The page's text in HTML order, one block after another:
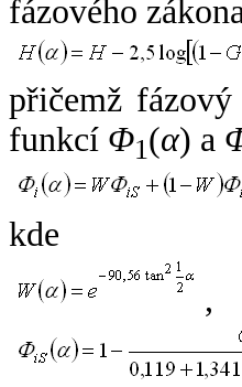
fázového zákona
přičemž fázový
funkcí Φ1(α) a
kde
,